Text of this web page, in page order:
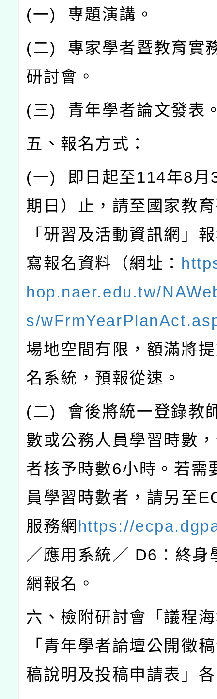
(一) 專題演講。
(二) 專家學者暨教育實
研討會。
(三) 青年學者論文發表
五、報名方式：
(一) 即日起至114年8月
期日）止，請至國家教
「研習及活動資訊網」
寫報名資料（網址：
hop.naer.edu.tw/
s/
場地空間有限，額滿將
名系統，預報從速。
(二) 會後將統一登錄教
數或公務人員學習時數
者核予時數6小時。若需
員學習時數者，請另至
服務網 https://
／應用系統／ D6 ：終
網報名。
六、檢附研討會「議程
「青年學者論壇公開徵
稿說明及投稿申請表」各